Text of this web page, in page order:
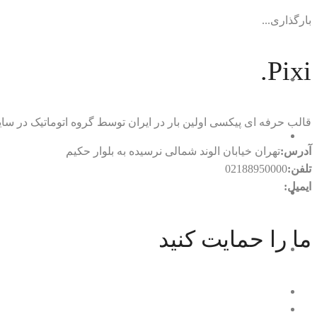
بارگذاری...
Pixi.
قالب حرفه ای پیکسی اولین بار در ایران توسط گروه
آدرس:تهران خیابان الوند شمالی نرسیده به بلوار حکیم
تلفن:02188950000
ایمیل:
ما را حمایت کنید